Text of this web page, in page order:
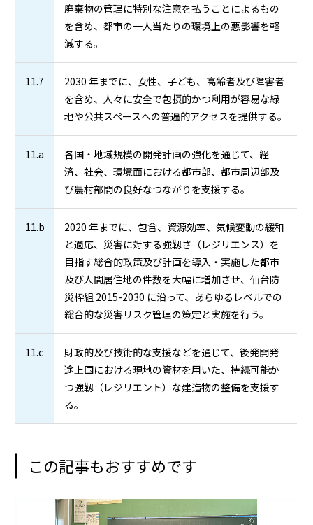
廃棄物の管理に特別な注意を払うことによるもの
を含め、都市の一人当たりの環境上の悪影響を軽
減する。
11.7
2030 年までに、女性、子ども、高齢者及び障害者
を含め、人々に安全で包摂的かつ利用が容易な緑
地や公共スペースへの普遍的アクセスを提供する。
11.a
各国・地域規模の開発計画の強化を通じて、経
済、社会、環境面における都市部、都市周辺部及
び農村部間の良好なつながりを支援する。
11.b
2020 年までに、包含、資源効率、気候変動の緩和
と適応、災害に対する強靱さ（レジリエンス）を
目指す総合的政策及び計画を導入・実施した都市
及び人間居住地の件数を大幅に増加させ、仙台防
災枠組 2015-2030 に沿って、あらゆるレベルでの
総合的な災害リスク管理の策定と実施を行う。
11.c
財政的及び技術的な支援などを通じて、後発開発
途上国における現地の資材を用いた、持続可能か
つ強靱（レジリエント）な建造物の整備を支援す
る。
この記事もおすすめです